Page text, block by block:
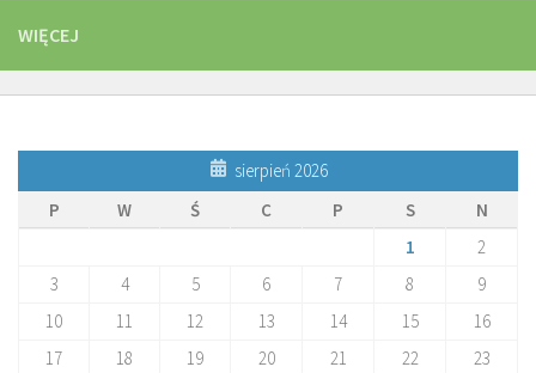
WIĘCEJ
sierpień 2026
P
W Ś C P S
N
1
2
3
4 5 6 7 8
9
10
11 12 13 14 15
16
17
18 19 20 21 22
23